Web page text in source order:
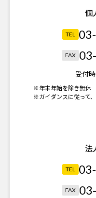
個
TEL
FAX
受付時
※年末年始を除き無休
※ガイダンスに従って
法
TEL
FAX